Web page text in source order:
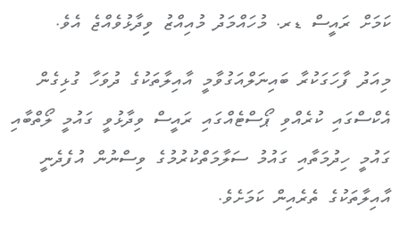
ކަމަށް ރައީސް ޑރ. މުހައްމަދު މުއިއްޒު ވިިދާޅުވެއްޖެ އެވެ.
މިއަދު ފާހަގަކުރާ ބައިނަލްއަގުވާމީ އާއިލާތަކުގެ ދުވަހާ ގުޅިގެން
އެކްސްގައި ކުރެއްވި ޕޯސްޓެއްގައި ރައީސް ވިދާޅުވީ ގައުމީ ލޯތްބާއި
ގައުމީ ހިދުމަތާއި ގައުމު ސަލާމަތްކުރުމުގެ ވިސްނުން އުފެދެނީ
އާއިލާތަކުގެ ތެރެއިން ކަމަށެވެ.